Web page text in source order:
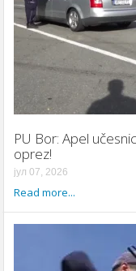
PU Bor: Apel
oprez!
јул 07, 2026
Read more...